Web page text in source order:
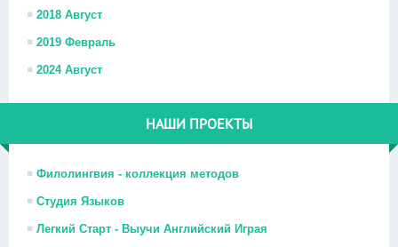
2018 Август
2019 Февраль
2024 Август
НАШИ ПРОЕКТЫ
Филолингвия - коллекция методов
Студия Языков
Легкий Старт - Выучи Английский Играя